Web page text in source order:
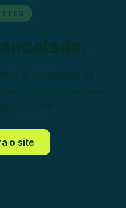
o site